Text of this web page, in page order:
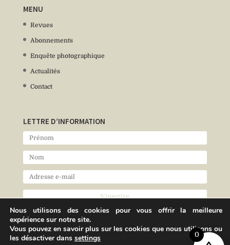
MENU
Revues
Abonnements
Enquête photographique
Actualités
Contact
LETTRE D’INFORMATION
Nous utilisons des cookies pour vous offrir la meilleure
expérience sur notre site.
Vous pouvez en savoir plus sur les cookies que nous utilisons ou
les désactiver dans settings 0